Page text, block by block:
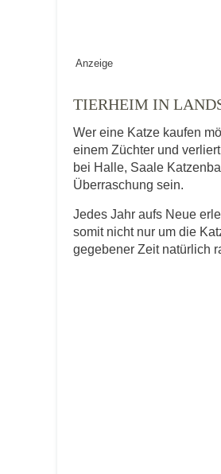
Beschreibung
Anzeige
TIERHEIM IN
Wer eine Katze kaufen
einem Züchter und
bei Halle, Saale
Überraschung sein.
Jedes Jahr aufs Neue
somit nicht nur um die
gegebener Zeit natürlich